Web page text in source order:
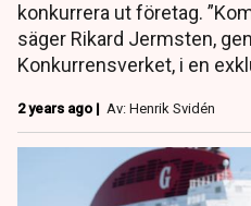
konkurrera ut företag.
säger Rikard Jermsten,
Konkurrensverket, i en
2 years ago | Av: Henrik Svidén